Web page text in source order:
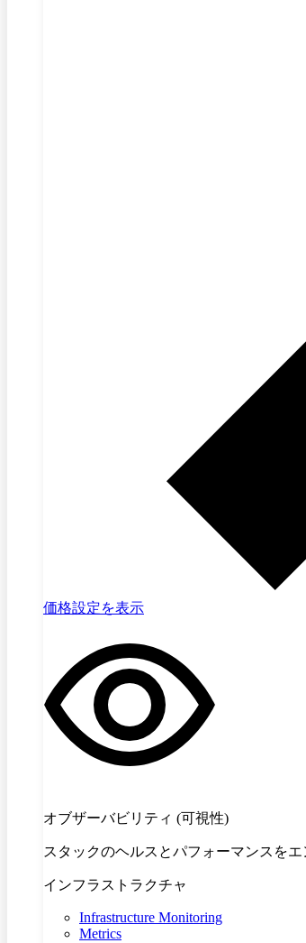
価格設定を表示
オブザーバビリティ (可視性)
スタックのヘルスとパフォーマンスを
インフラストラクチャ
Infrastructure Monitoring
Metrics